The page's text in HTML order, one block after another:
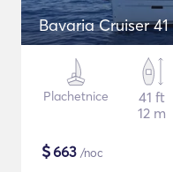
Bavaria Cruiser 41
Plachetnice
41 ft
12 m
$663 /noc